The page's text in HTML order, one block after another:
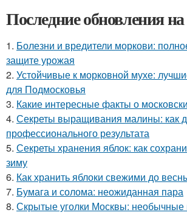
Последние обновления на
1. Болезни и вредители моркови:
защите урожая
2. Устойчивые к морковной мухе:
для Подмосковья
3. Какие интересные факты о
4. Секреты выращивания малины: как
профессионального результата
5. Секреты хранения яблок: как
зиму
6. Как хранить яблоки свежими до
7. Бумага и солома: неожиданная пара
8. Скрытые уголки Москвы: необычные